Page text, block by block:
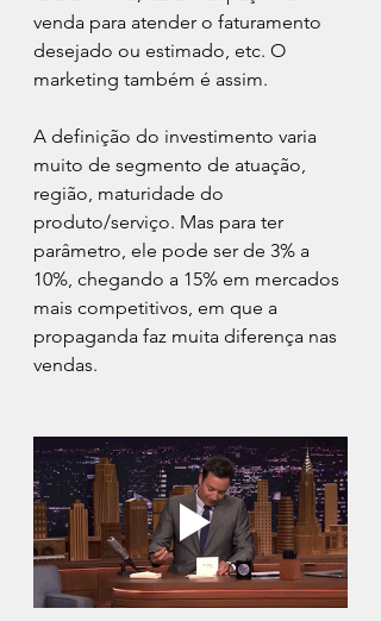
venda para atender o faturamento
desejado ou estimado, etc. O
marketing também é assim.
A definição do investimento varia
muito de segmento de atuação,
região, maturidade do
produto/serviço. Mas para ter
parâmetro, ele pode ser de 3% a
10%, chegando a 15% em mercados
mais competitivos, em que a
propaganda faz muita diferença nas
vendas.